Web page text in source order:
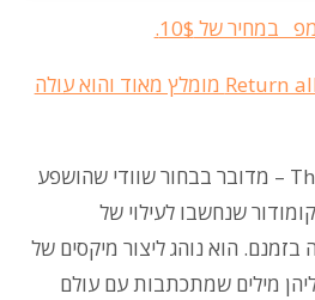
של 10$.
גם הפסקול של Return all Robots מומלץ מאוד והוא עולה
– מדובר בבחור שוודי שהושפע
שנחשבו לעילוי של
הוא נוהג ליצור מיקסים של
מילים שמתכתבות עם עולם